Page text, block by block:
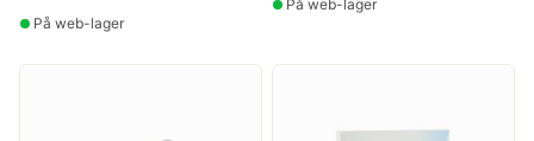
På web-lager
På web-lager